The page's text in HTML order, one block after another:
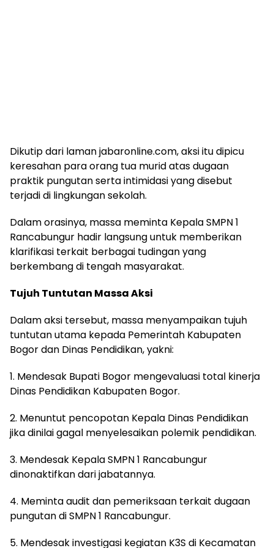
Dikutip dari laman jabaronline.com, aksi itu dipicu
keresahan para orang tua murid atas dugaan
praktik pungutan serta intimidasi yang disebut
terjadi di lingkungan sekolah.
Dalam orasinya, massa meminta Kepala SMPN 1
Rancabungur hadir langsung untuk memberikan
klarifikasi terkait berbagai tudingan yang
berkembang di tengah masyarakat.
Tujuh Tuntutan Massa Aksi
Dalam aksi tersebut, massa menyampaikan tujuh
tuntutan utama kepada Pemerintah Kabupaten
Bogor dan Dinas Pendidikan, yakni:
1. Mendesak Bupati Bogor mengevaluasi total kinerja
Dinas Pendidikan Kabupaten Bogor.
2. Menuntut pencopotan Kepala Dinas Pendidikan
jika dinilai gagal menyelesaikan polemik pendidikan.
3. Mendesak Kepala SMPN 1 Rancabungur
dinonaktifkan dari jabatannya.
4. Meminta audit dan pemeriksaan terkait dugaan
pungutan di SMPN 1 Rancabungur.
5. Mendesak investigasi kegiatan K3S di Kecamatan